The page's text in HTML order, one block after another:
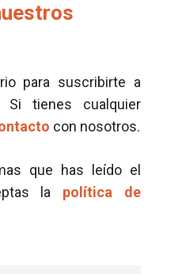
para suscribirte a
Si tienes cualquier
con nosotros.
que has leído el
la política de